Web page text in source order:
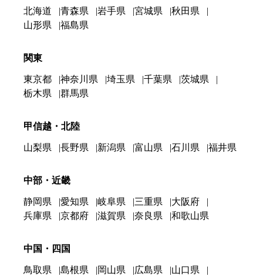
北海道 青森県 岩手県 宮城県
秋田県
山形県
福島県
関東
東京都 神奈川県 埼玉県 千葉県
茨城県
栃木県
群馬県
甲信越・北陸
山梨県 長野県 新潟県 富山県 石川県 福井県
中部・近畿
静岡県 愛知県 岐阜県 三重県
大阪府
兵庫県
京都府 滋賀県 奈良県 和歌山県
中国・四国
鳥取県 島根県 岡山県 広島県
山口県